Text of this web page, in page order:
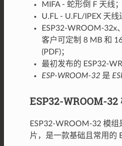
MIFA - 蛇形倒 F 天线；
U.FL - U.FL/IPEX 天线
ESP32-WROOM-32x
客户可定制 8 MB 和
(PDF)；
最初发布的 ESP32-
ESP-WROOM-32是
ESP32-WROOM-32
ESP32-WROOM-32 模
片，是一款基础且常用的